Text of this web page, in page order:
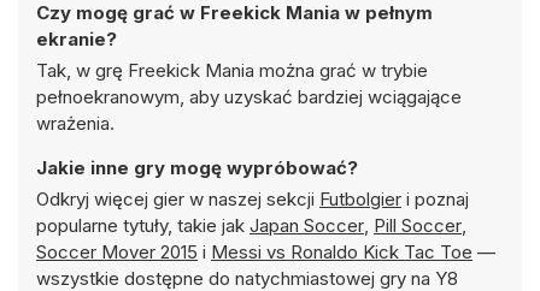
Czy mogę grać w Freekick Mania w pełnym
ekranie?
Tak, w grę Freekick Mania można grać w trybie
pełnoekranowym, aby uzyskać bardziej wciągające
wrażenia.
Jakie inne gry mogę wypróbować?
Odkryj więcej gier w naszej sekcji Futbolgier i poznaj
popularne tytuły, takie jak Japan Soccer, Pill Soccer,
Soccer Mover 2015 i Messi vs Ronaldo Kick Tac Toe —
wszystkie dostępne do natychmiastowej gry na Y8